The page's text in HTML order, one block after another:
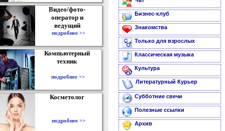
Видео/фото-
оператор и
ведущий
подробнее >>
Компьютерный
техник
подробнее >>
Косметолог
подробнее >>
Бизнес-клуб
Знакомства
Только для взрослых
Классическая музыка
Культура
Литературный Курьер
Субботние свечи
Полезные ссылки
Архив